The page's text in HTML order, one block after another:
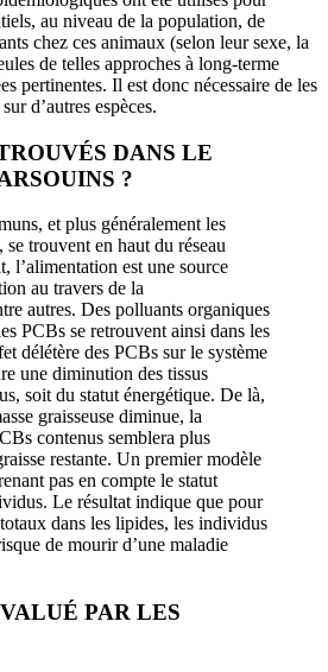
au niveau de la population, de
chez ces animaux (selon leur sexe, la
de telles approches à long-terme
pertinentes. Il est donc nécessaire de les
d’autres espèces.
DANS LE
?
et plus généralement les
trouvent en haut du réseau
l’alimentation est une source
au travers de la
autres. Des polluants organiques
PCBs se retrouvent ainsi dans les
délétère des PCBs sur le système
une diminution des tissus
soit du statut énergétique. De là,
graisseuse diminue, la
contenus semblera plus
restante. Un premier modèle
pas en compte le statut
Le résultat indique que pour
dans les lipides, les individus
de mourir d’une maladie
PAR LES